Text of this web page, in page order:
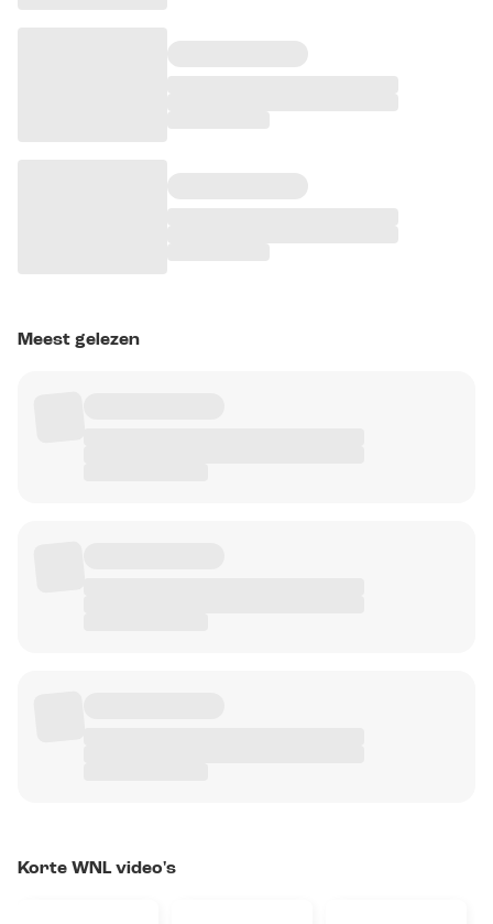
Meest gelezen
Korte WNL video's